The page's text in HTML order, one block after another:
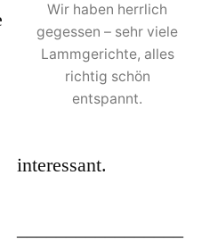
Wir haben herrlich
gegessen – sehr viele
Lammgerichte, alles
richtig schön
entspannt.
interessant.